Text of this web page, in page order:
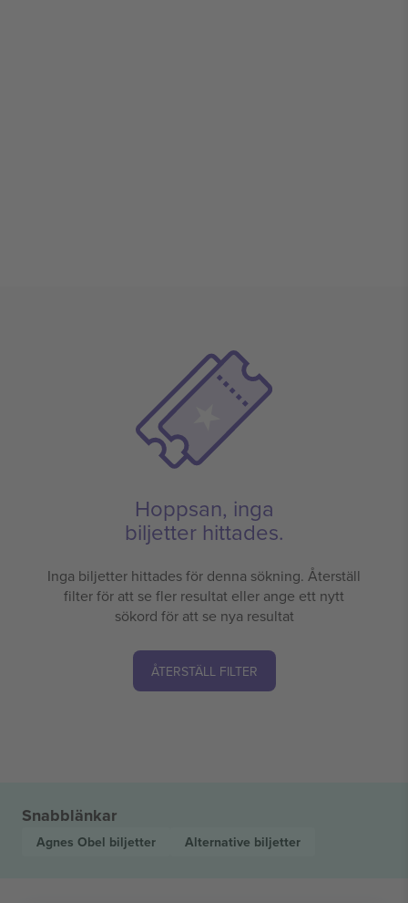
Hoppsan, inga
biljetter hittades.
Inga biljetter hittades för denna sökning. Återställ
filter för att se fler resultat eller ange ett nytt
sökord för att se nya resultat
ÅTERSTÄLL FILTER
Snabblänkar
Agnes Obel biljetter Alternative biljetter